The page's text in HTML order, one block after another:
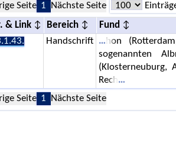
Seite 1 Nächste Seite
& Link Bereich
Fund
Handschrift
hon
sogenannten
(Klosterneuburg,
Rech
Seite 1 Nächste Seite